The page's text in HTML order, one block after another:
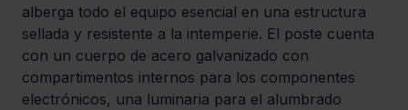
alberga todo el equipo esencial en una estructura
sellada y resistente a la intemperie. El poste cuenta
con un cuerpo de acero galvanizado con
compartimentos internos para los componentes
electrónicos, una luminaria para el alumbrado